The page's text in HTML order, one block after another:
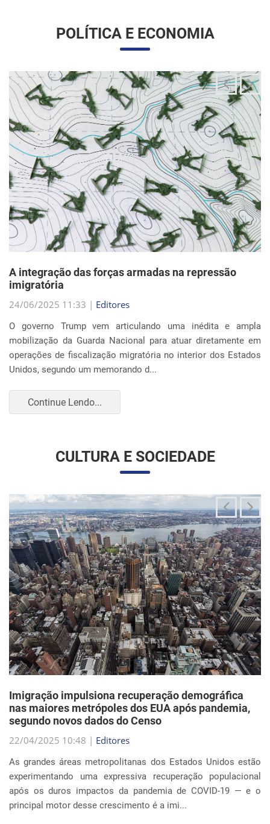
A integração das forças armadas na repressão
imigratória
24/06/2025 11:33 |Editores
O governo Trump vem articulando uma inédita e ampla
mobilização da Guarda Nacional para atuar diretamente em
operações de fiscalização migratória no interior dos Estados
Continue Lendo...
CULTURA E SOCIEDADE
Imigração impulsiona recuperação demográfica
nas maiores metrópoles dos EUA após pandemia,
segundo novos dados do Censo
22/04/2025 10:48 |Editores
As grandes áreas metropolitanas dos Estados Unidos estão
experimentando uma expressiva recuperação populacional
principal motor desse crescimento é a imi...
EVENTOS